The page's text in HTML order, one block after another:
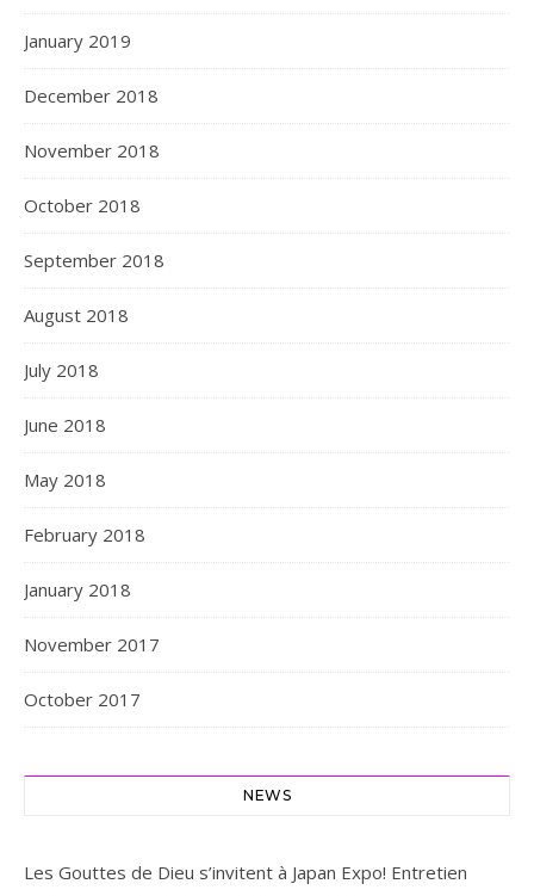
January 2019
December 2018
November 2018
October 2018
September 2018
August 2018
July 2018
June 2018
May 2018
February 2018
January 2018
November 2017
October 2017
NEWS
Les Gouttes de Dieu s’invitent à Japan Expo! Entretien